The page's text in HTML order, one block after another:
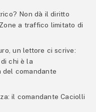
Non dà il diritto
a traffico limitato di
un lettore ci scrive:
chi è la
del comandante
il comandante Caciolli